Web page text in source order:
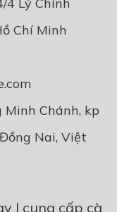
4 Lý Chính
Chí Minh
Minh Chánh, kp
Nai, Việt
| cung cấp cà